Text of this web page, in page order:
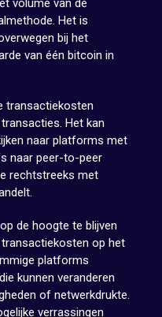
volume van de
Het is
bij het
van één bitcoin in
transactiekosten
Het kan
naar platforms met
naar peer-to-peer
rechtstreeks met
de hoogte te blijven
op het
platforms
kunnen veranderen
of netwerkdrukte.
verrassingen